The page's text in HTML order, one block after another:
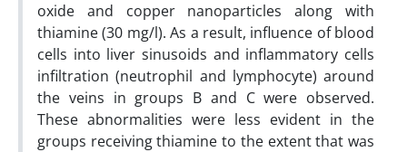
oxide and copper nanoparticles along with
thiamine (30 mg/l). As a result, influence of blood
cells into liver sinusoids and inflammatory cells
infiltration (neutrophil and lymphocyte) around
the veins in groups B and C were observed.
These abnormalities were less evident in the
groups receiving thiamine to the extent that was